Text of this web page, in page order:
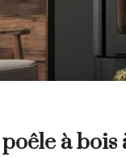
à